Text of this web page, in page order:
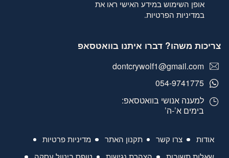
אופן השימוש במידע האישי ראו את
במדיניות הפרטיות.
אודות צרו קשר תקנון האתר
מדיניות פרטיות
צריכות משהו? דברו איתנו בוואטסאפ
dontcrywolf1@gmail.com
054-9741775
למענה אנושי בוואטסאפ:
בימים א’-ה’